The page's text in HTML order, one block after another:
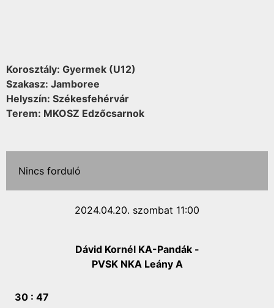
Korosztály: Gyermek (U12)
Szakasz: Jamboree
Helyszín: Székesfehérvár
Terem: MKOSZ Edzőcsarnok
Nincs forduló
2024.04.20. szombat 11:00
Dávid Kornél KA-Pandák -
PVSK NKA Leány A
30 : 47